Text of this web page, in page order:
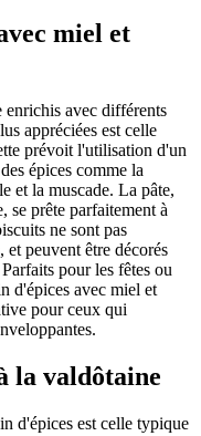
miel et
enrichis avec différents
appréciées est celle
prévoit l'utilisation d'un
épices comme la
et la muscade. La pâte,
se prête parfaitement à
ne sont pas
et peuvent être décorés
pour les fêtes ou
d'épices avec miel et
pour ceux qui
la valdôtaine
d'épices est celle typique